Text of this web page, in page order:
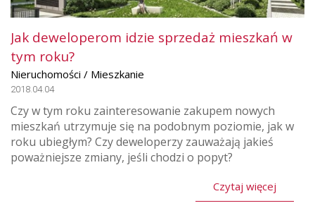
Jak deweloperom idzie sprzedaż mieszkań w
tym roku?
Nieruchomości / Mieszkanie
2018.04.04
Czy w tym roku zainteresowanie zakupem nowych
mieszkań utrzymuje się na podobnym poziomie, jak w
roku ubiegłym? Czy deweloperzy zauważają jakieś
poważniejsze zmiany, jeśli chodzi o popyt?
Czytaj więcej